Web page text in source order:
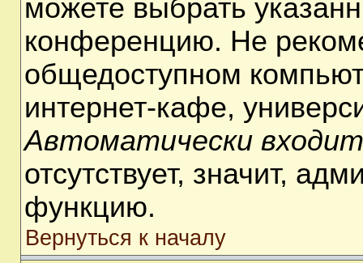
можете выбрать
конференцию. Не
общедоступном
интернет-кафе,
Автоматически
отсутствует, значит,
функцию.
Вернуться к началу